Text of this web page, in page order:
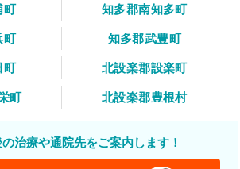
町
知多郡南知多町
町
知多郡武豊町
町
北設楽郡設楽町
町
北設楽郡豊根村
治療や通院先をご案内します！